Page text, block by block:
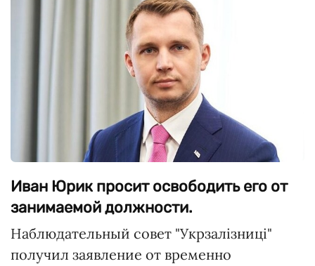
Иван Юрик просит освободить его от
занимаемой должности.
Наблюдательный совет "Укрзалізниці"
получил заявление от временно